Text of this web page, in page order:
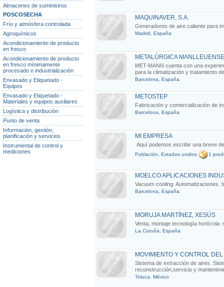
Almacenes de suministros
POSCOSECHA
Frío y atmósfera controlada
Agroquímicos
Acondicionamiento de producto
en fresco
Acondicionamiento de producto
en fresco mínimamente
procesado e industrialización
Envasado y Etiquetado -
Equipos
Envasado y Etiquetado -
Materiales y equipos auxiliares
Logística y distribución
Punto de venta
Información, gestión,
planificación y servicios
Instrumental de control y
mediciones
MAQUINAVER, S.A.
Generadores de aire caliente para
Madrid, España
METALÚRGICA
MET-MANN cuenta con una
para la climatización y tratamiento
Barcelona, España
METOSTEP
Fabricación y comercialización de
Barcelona, España
MI EMPRESA
Aquí podemos escribir una breve
Población, Estados unidos 1
MOELCO APLICACIONES
Vacuum cooling. Automatizaciones.
Barcelona, España
MORUJA MARTÍNEZ, XESÚS
Venta, montaje tecnología
La Coruña, España
MOVIMIENTO Y CONTROL
Sistema de extracción de aires.
reconstrucción,servicio y
Toluca, México